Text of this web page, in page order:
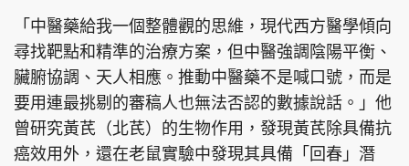
「中醫藥給我一個整體觀的思維，現代西方醫學傾向
尋找靶點和精準的治療方案，但中醫強調陰陽平衡、
臟腑協調、天人相應。推動中醫藥不是喊口號，而是
要用連最挑剔的審稿人也無法否認的數據說話。」他
曾研究黃芪（北芪）的生物作用，發現黃芪除具備抗
癌效用外，還在老鼠實驗中發現其具備「回春」潛